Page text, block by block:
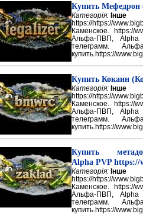
Купить
Категорія: Інше
https://https://
Каменское. https://
Альфа-ПВП, Alpha
телеграмм.
купить.https://
Купить Кокаин
Категорія: Інше
https://https://
Каменское. https://
Альфа-ПВП, Alpha
телеграмм.
купить.https://
Купить
Alpha PVP https://
Категорія: Інше
https://https://
Каменское. https://
Альфа-ПВП, Alpha
телеграмм.
купить.https://